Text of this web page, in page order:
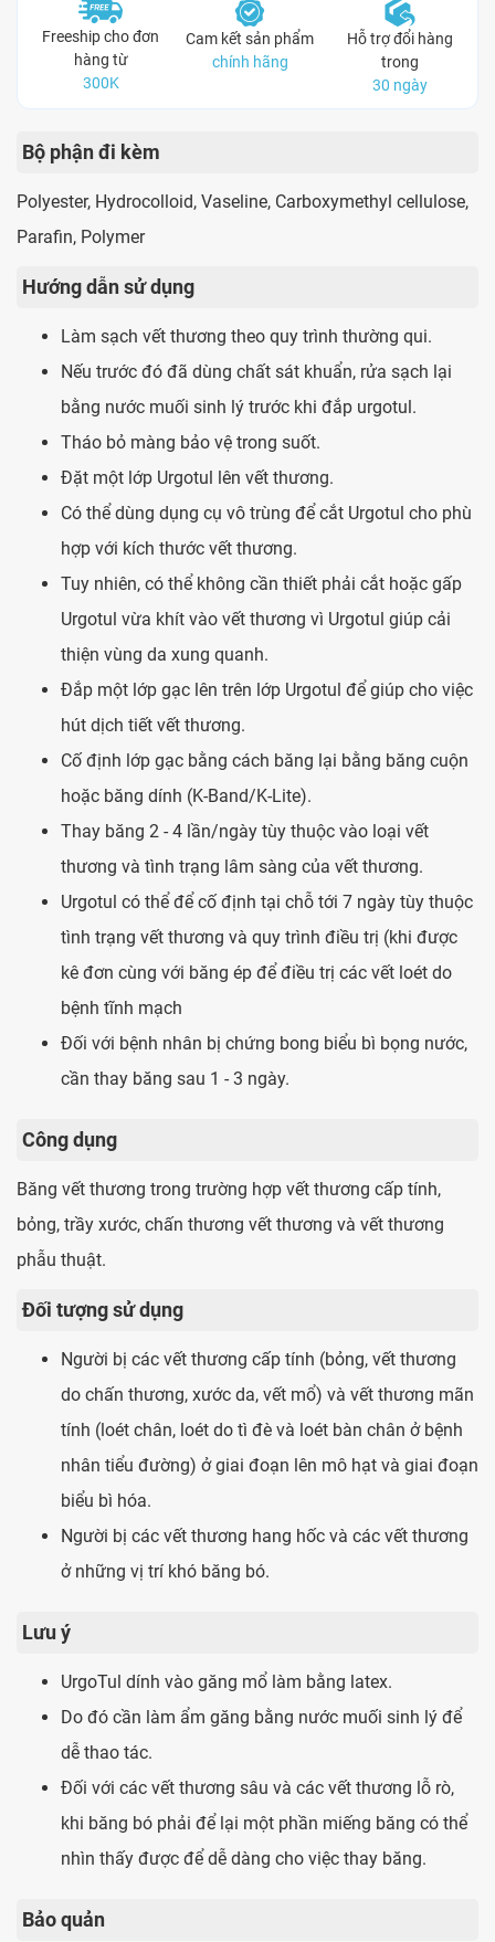
Freeship cho đơn
hàng từ
300K
Cam kết sản phẩm
chính hãng
Hỗ trợ đổi hàng
trong
30 ngày
Bộ phận đi kèm
Polyester, Hydrocolloid, Vaseline, Carboxymethyl cellulose,
Parafin, Polymer
Hướng dẫn sử dụng
Làm sạch vết thương theo quy trình thường qui.
Nếu trước đó đã dùng chất sát khuẩn, rửa sạch lại
bằng nước muối sinh lý trước khi đắp urgotul.
Tháo bỏ màng bảo vệ trong suốt.
Đặt một lớp Urgotul lên vết thương.
Có thể dùng dụng cụ vô trùng để cắt Urgotul cho phù
hợp với kích thước vết thương.
Tuy nhiên, có thể không cần thiết phải cắt hoặc gấp
Urgotul vừa khít vào vết thương vì Urgotul giúp cải
thiện vùng da xung quanh.
Đắp một lớp gạc lên trên lớp Urgotul để giúp cho việc
hút dịch tiết vết thương.
Cố định lớp gạc bằng cách băng lại bằng băng cuộn
hoặc băng dính (K-Band/K-Lite).
Thay băng 2 - 4 lần/ngày tùy thuộc vào loại vết
thương và tình trạng lâm sàng của vết thương.
Urgotul có thể để cố định tại chỗ tới 7 ngày tùy thuộc
tình trạng vết thương và quy trình điều trị (khi được
kê đơn cùng với băng ép để điều trị các vết loét do
bệnh tĩnh mạch
Đối với bệnh nhân bị chứng bong biểu bì bọng nước,
cần thay băng sau 1 - 3 ngày.
Công dụng
Băng vết thương trong trường hợp vết thương cấp tính,
bỏng, trầy xước, chấn thương vết thương và vết thương
phẫu thuật.
Đối tượng sử dụng
Người bị các vết thương cấp tính (bỏng, vết thương
do chấn thương, xước da, vết mổ) và vết thương mãn
tính (loét chân, loét do tì đè và loét bàn chân ở bệnh
nhân tiểu đường) ở giai đoạn lên mô hạt và giai đoạn
biểu bì hóa.
Người bị các vết thương hang hốc và các vết thương
ở những vị trí khó băng bó.
Lưu ý
UrgoTul dính vào găng mổ làm bằng latex.
Do đó cần làm ẩm găng bằng nước muối sinh lý để
dễ thao tác.
Đối với các vết thương sâu và các vết thương lỗ rò,
khi băng bó phải để lại một phần miếng băng có thể
nhìn thấy được để dễ dàng cho việc thay băng.
Bảo quản